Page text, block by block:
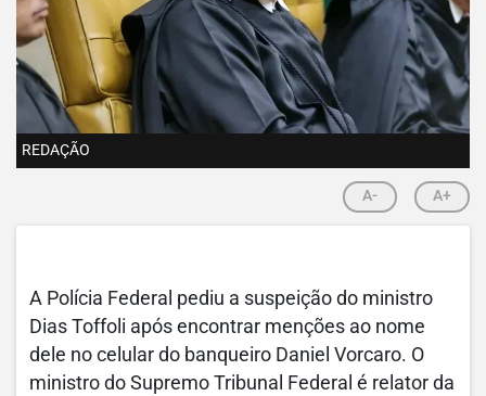
REDAÇÃO
A- A+
A Polícia Federal pediu a suspeição do ministro
Dias Toffoli após encontrar menções ao nome
dele no celular do banqueiro Daniel Vorcaro. O
ministro do Supremo Tribunal Federal é relator da